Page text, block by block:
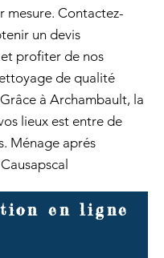
mesure. Contactez-
un devis
profiter de nos
de qualité
à Archambault, la
lieux est entre de
Ménage aprés
en ligne